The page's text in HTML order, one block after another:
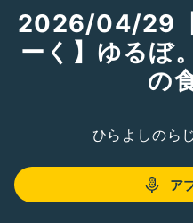
2026/04/29【
ーく】ゆるぼ
の
ひらよしのら
ア